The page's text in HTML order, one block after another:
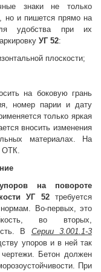
знаки не только
но и пишется прямо на
удобства при их
УГ 52:
плоскости;
на боковую грань
номер парии и дату
только яркая
вносить изменения
материалах. На
ОТК.
упоров на повороте
УГ 52 требуется
Во-первых, это
во
вторых,
В Серии 3.001.1-3
упоров и в ней так
Бетон должен
При